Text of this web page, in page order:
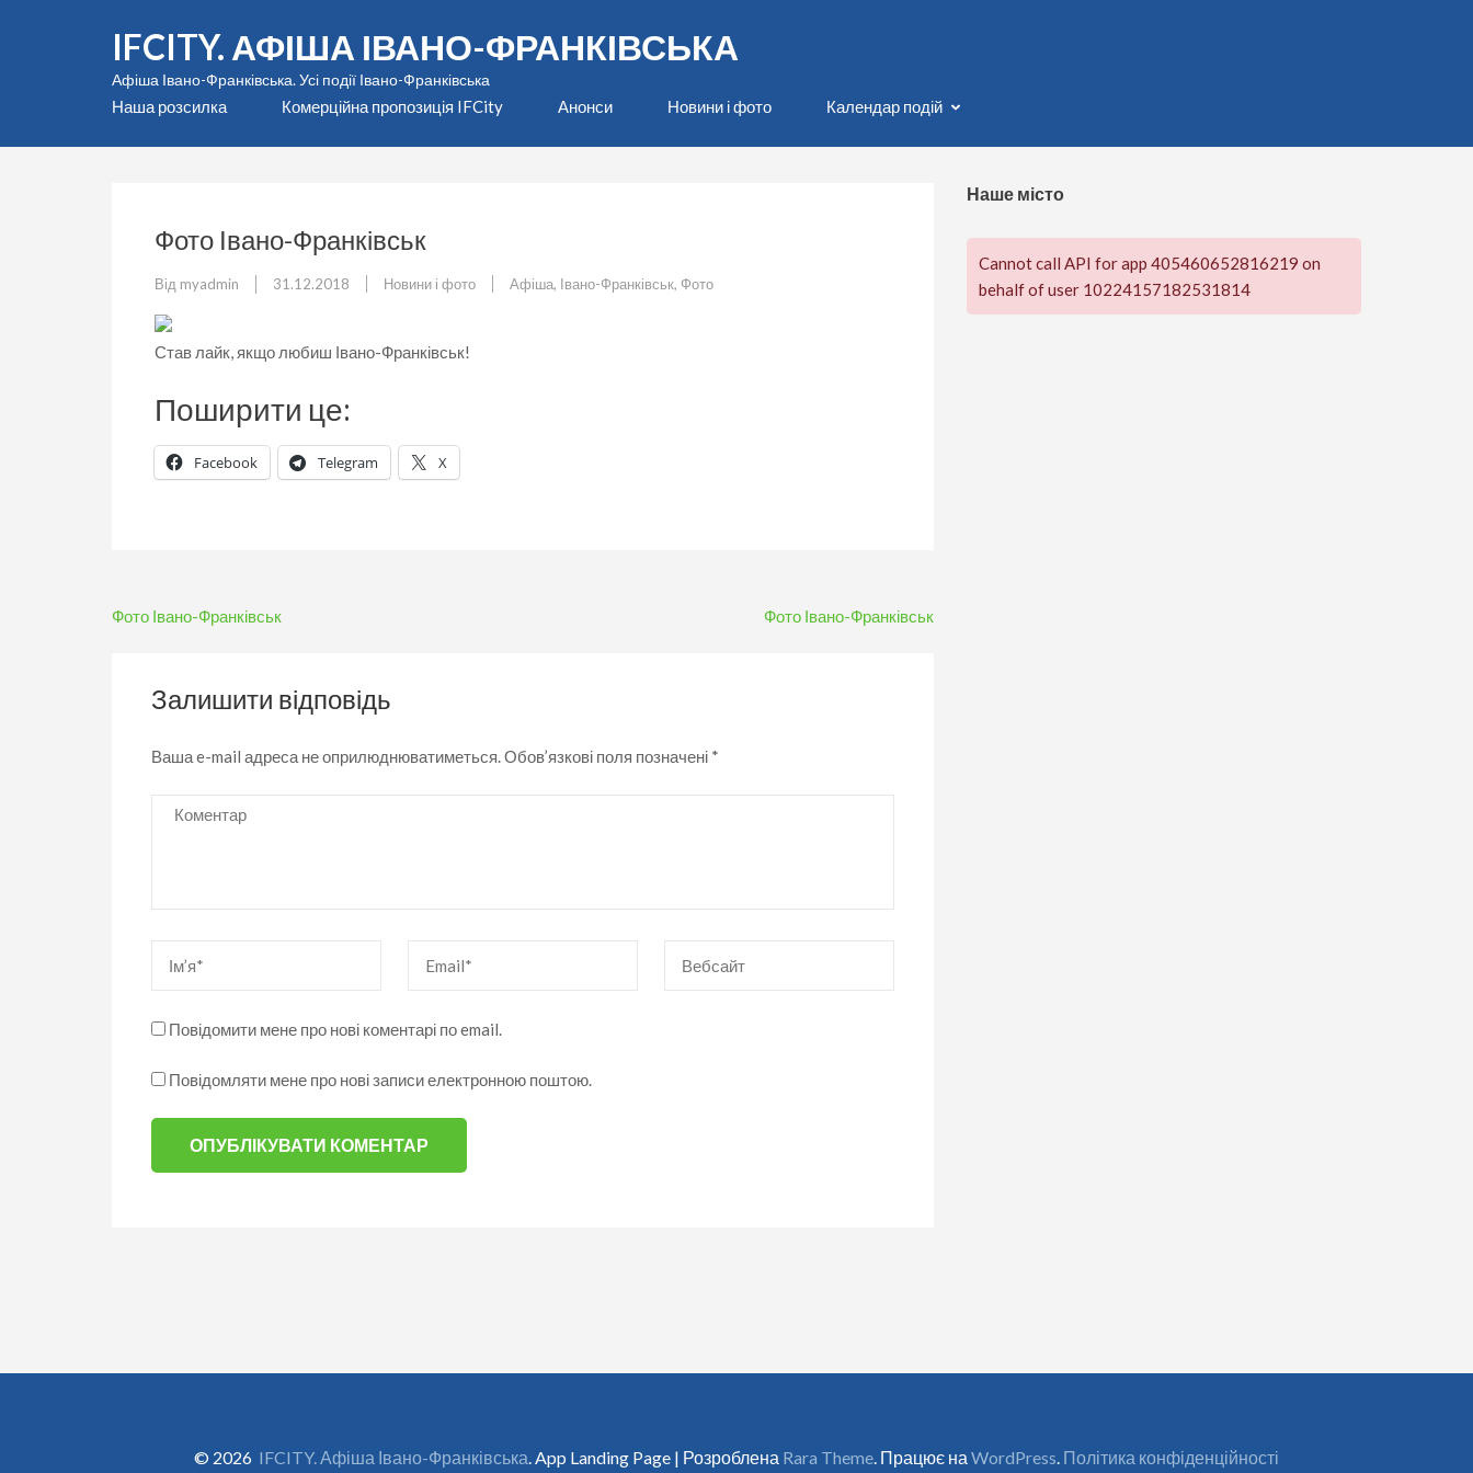
IFCITY. АФІША ІВАНО-ФРАНКІВСЬКА
Афіша Івано-Франківська. Усі події Івано-Франківська
Наша розсилка Комерційна пропозиція IFCity Анонси Новини і фото Календар подій
Фото Івано-Франківськ
Від myadmin 31.12.2018 Новини і фото Афіша, Івано-Франківськ, Фото
Став лайк, якщо любиш Івано-Франківськ!
Поширити це:
Facebook Telegram X
Навігація
Фото Івано-Франківськ Фото Івано-Франківськ
Залишити відповідь
Ваша e-mail адреса не оприлюднюватиметься.Обов’язкові поля позначені *
Коментар
Повідомити мене про нові коментарі по email.
Повідомляти мене про нові записи електронною поштою.
Наше місто
Cannot call API for app 405460652816219 on
behalf of user 10224157182531814
© 2026 IFCITY. Афіша Івано-Франківська. App Landing Page | Розроблена Rara Theme. Працює на WordPress. Політика конфіденційності